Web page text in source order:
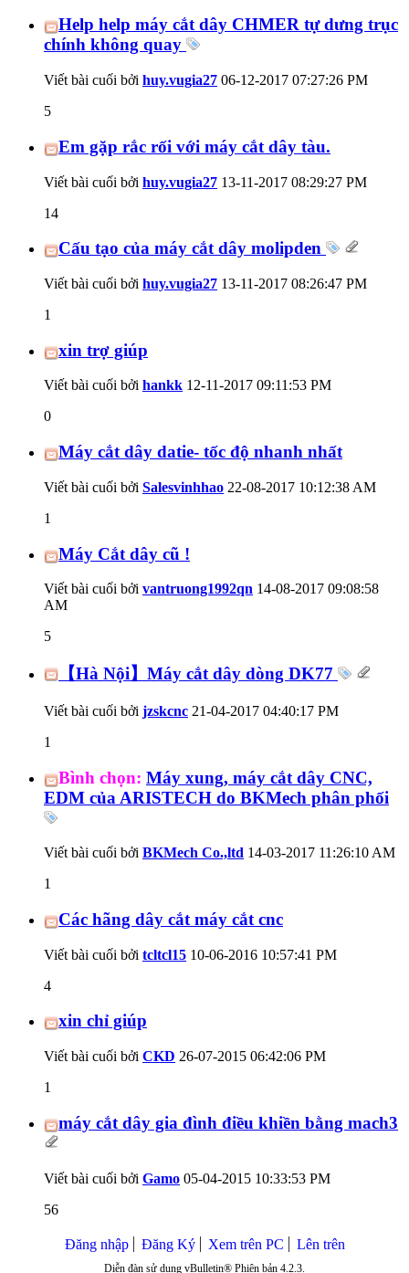
Help help máy cắt dây CHMER tự dưng trục
chính không quay
Viết bài cuối bởi huy.vugia27 06-12-2017 07:27:26 PM
5
Em gặp rắc rối với máy cắt dây tàu.
Viết bài cuối bởi huy.vugia27 13-11-2017 08:29:27 PM
14
Cấu tạo của máy cắt dây molipden
Viết bài cuối bởi huy.vugia27 13-11-2017 08:26:47 PM
1
xin trợ giúp
Viết bài cuối bởi hankk 12-11-2017 09:11:53 PM
0
Máy cắt dây datie- tốc độ nhanh nhất
Viết bài cuối bởi Salesvinhhao 22-08-2017 10:12:38 AM
1
Máy Cắt dây cũ !
Viết bài cuối bởi vantruong1992qn 14-08-2017 09:08:58
AM
5
【Hà Nội】Máy cắt dây dòng DK77
Viết bài cuối bởi jzskcnc 21-04-2017 04:40:17 PM
1
Bình chọn: Máy xung, máy cắt dây CNC,
EDM của ARISTECH do BKMech phân phối
Viết bài cuối bởi BKMech Co.,ltd 14-03-2017 11:26:10 AM
1
Các hãng dây cắt máy cắt cnc
Viết bài cuối bởi tcltcl15 10-06-2016 10:57:41 PM
4
xin chỉ giúp
Viết bài cuối bởi CKD 26-07-2015 06:42:06 PM
1
máy cắt dây gia đình điều khiền bằng mach3
Viết bài cuối bởi Gamo 05-04-2015 10:33:53 PM
56
Đăng nhập Đăng Ký Xem trên PC Lên trên
Diễn đàn sử dụng vBulletin® Phiên bản 4.2.3.